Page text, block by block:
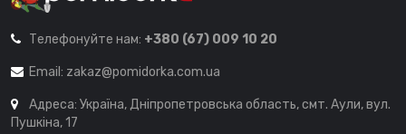
Телефонуйте нам: +380 (67) 009 10 20
Email: zakaz@pomidorka.com.ua
Адреса: Україна, Дніпропетровська область, смт. Аули, вул.
Пушкіна, 17